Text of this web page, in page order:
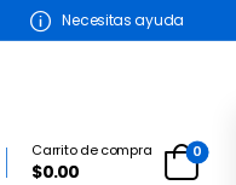
Necesitas ayuda
Carrito de compra
$0.00
0